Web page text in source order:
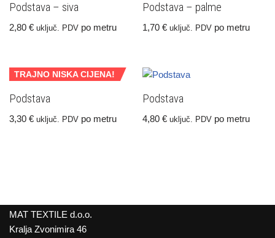
Podstava – siva
2,80 € uključ. PDV po metru
Podstava – palme
1,70€ uključ. PDV po metru
TRAJNO NISKA CIJENA!
Podstava
3,30 € uključ. PDV po metru
Podstava
4,80€ uključ. PDV po metru
MAT TEXTILE d.o.o.
Kralja Zvonimira 46